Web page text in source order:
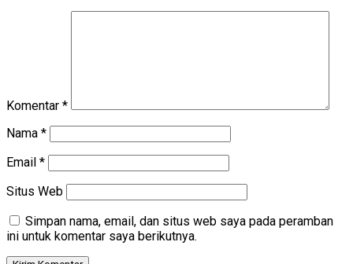
Komentar *
Nama *
Email *
Situs Web
Simpan nama, email, dan situs web saya pada peramban
ini untuk komentar saya berikutnya.